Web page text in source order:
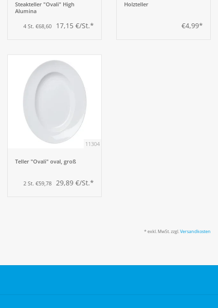
Berufsbekleidung
Küchentechnik
Küchenmöbel
Steakteller "Ovali" High
Alumina
4 St. €68,60 17,15 €/St.*
Holzteller
€4,99*
11304
Teller "Ovali" oval, groß
2 St. €59,78 29,89 €/St.*
* exkl. MwSt. zzgl.Versandkosten